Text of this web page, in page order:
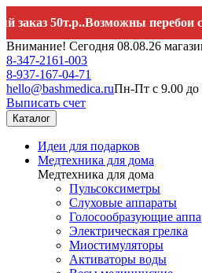
перебои со
Внимание! Сегодня 08.08.26
8-347-2161-003
8-937-167-04-71
hello@bashmedica.ruПн-Пт с 9.00 до
Выписать счет
Каталог
Идеи для подарков
Медтехника для дома
Медтехника для дома
Пульсоксиметры
Слуховые аппараты
Голосообразующие
Электрическая грелка
Миостимуляторы
Активаторы воды